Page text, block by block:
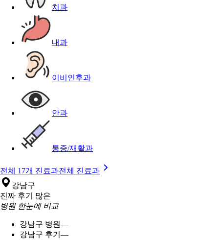
치과
내과
이비인후과
안과
통증/재활과
전체 17개 진료과전체 진료과
강남구
진짜 후기 많은
병원 한눈에 비교
강남구 병원—
강남구 후기 —